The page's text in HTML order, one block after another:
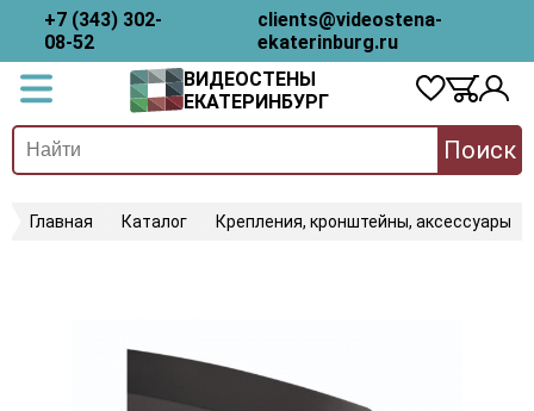
+7 (343) 302-
08-52
clients@videostena-
ekaterinburg.ru
ВИДЕОСТЕНЫ
ЕКАТЕРИНБУРГ
Поиск
Главная Каталог Крепления, кронштейны, аксессуары